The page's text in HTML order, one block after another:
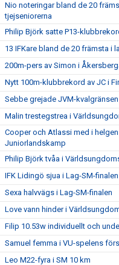
Nio noteringar bland de 20
tjejseniorerna
Philip Björk satte P13-
13 IFKare bland de 20 främsta i
200m-pers av Simon i
Nytt 100m-klubbrekord av JC i
Sebbe grejade JVM-
Malin trestegstrea i
Cooper och Atlassi med i
Juniorlandskamp
Philip Björk tvåa i
IFK Lidingö sjua i Lag-SM-finalen
Sexa halvvägs i Lag-SM-finalen
Love vann hinder i
Filip 10.53w individuellt och
Samuel femma i VU-spelens
Leo M22-fyra i SM 10 km